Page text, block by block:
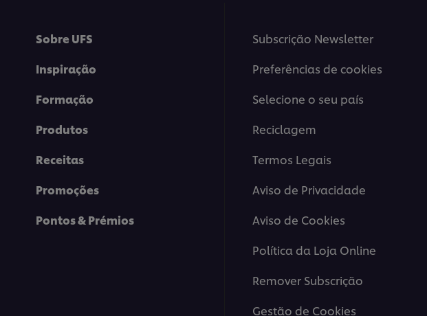
Sobre UFS
Inspiração
Formação
Produtos
Receitas
Promoções
Pontos & Prémios
Subscrição Newsletter
Preferências de cookies
Selecione o seu país
Reciclagem
Termos Legais
Aviso de Privacidade
Aviso de Cookies
Política da Loja Online
Remover Subscrição
Gestão de Cookies